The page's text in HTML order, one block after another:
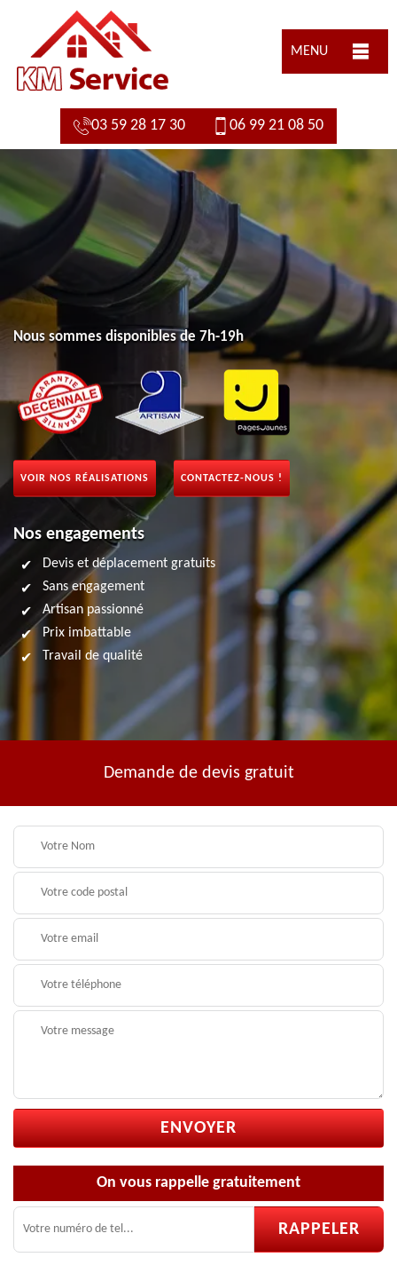
MENU
03 59 28 17 30 06 99 21 08 50
Nous sommes disponibles de 7h-19h
VOIR NOS RÉALISATIONS CONTACTEZ-NOUS !
Nos engagements
Devis et déplacement gratuits
Sans engagement
Artisan passionné
Prix imbattable
Travail de qualité
Demande de devis gratuit
On vous rappelle gratuitement